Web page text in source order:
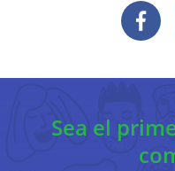
a los
derechos
grupo tenga
Entregue a
Sea el